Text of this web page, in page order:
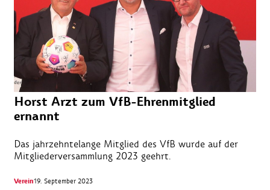
Horst Arzt zum VfB-Ehrenmitglied
ernannt
Das jahrzehntelange Mitglied des VfB wurde auf der
Mitgliederversammlung 2023 geehrt.
Verein19. September 2023